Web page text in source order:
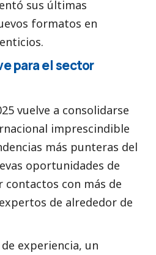
sus últimas
formatos en
para el sector
vuelve a consolidarse
imprescindible
más punteras del
oportunidades de
contactos con más de
de alrededor de
experiencia, un